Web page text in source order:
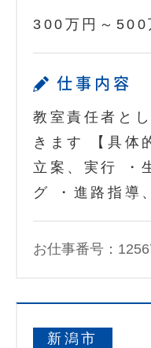
300万円～500
仕事内容
教室責任者と
きます 【具体
立案、実行 ・
グ ・進路指導
お仕事番号：
新潟市